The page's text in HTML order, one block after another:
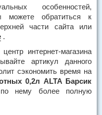
особенностей,
можете обратиться к
части сайта или
.
интернет-магазина
артикул данного
сэкономить время на
0,2л ALTA Барсик
нему более полную